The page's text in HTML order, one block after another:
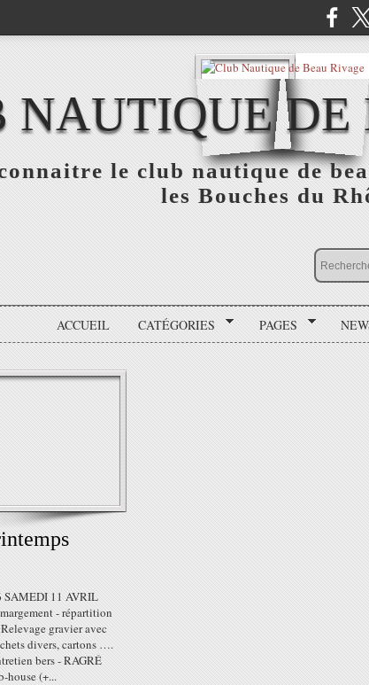
NAUTIQUE DE
le club nautique de
les Bouches du
ACCUEIL CATÉGORIES PAGES
SAMEDI 11 AVRIL
- répartition
gravier avec
divers, cartons ….
bers - RAGRÉ
house (+...